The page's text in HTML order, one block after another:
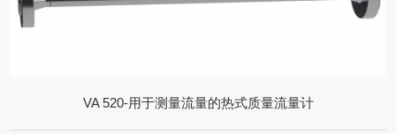
VA 520-用于测量流量的热式质量流量计